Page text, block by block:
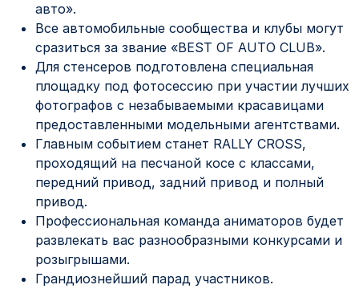
авто».
Все автомобильные сообщества и клубы могут
сразиться за звание «BEST OF AUTO CLUB».
Для стенсеров подготовлена специальная
площадку под фотосессию при участии лучших
фотографов с незабываемыми красавицами
предоставленными модельными агентствами.
Главным событием станет RALLY CROSS,
проходящий на песчаной косе с классами,
передний привод, задний привод и полный
привод.
Профессиональная команда аниматоров будет
развлекать вас разнообразными конкурсами и
розыгрышами.
Грандиознейший парад участников.